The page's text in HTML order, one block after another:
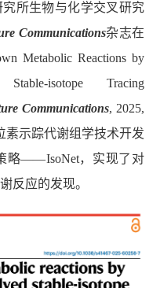
所生物与化学交叉研究
Communications杂志在
Metabolic Reactions by
Stable-isotope Tracing
Communications, 2025,
素示踪代谢组学技术开发
略——IsoNet，实现了对
反应的发现。